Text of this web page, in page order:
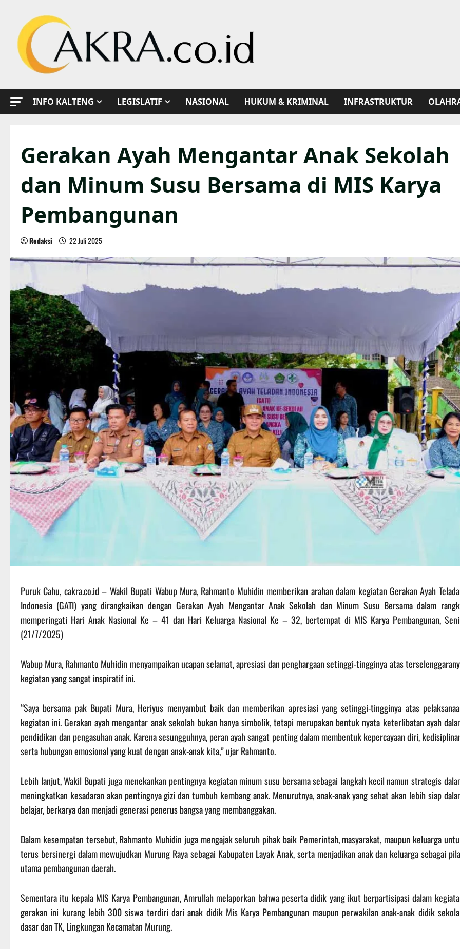
content
INFO KALTENG LEGISLATIF NASIONAL HUKUM & KRIMINAL INFRASTRUKTUR
Gerakan Ayah Mengantar Anak Sekolah
dan Minum Susu Bersama di MIS Karya
Pembangunan
Redaksi 22 Juli 2025
Puruk Cahu, cakra.co.id – Wakil Bupati Wabup Mura, Rahmanto Muhidin memberikan arahan dalam kegiatan Gerakan Ayah
Indonesia (GATI) yang dirangkaikan dengan Gerakan Ayah Mengantar Anak Sekolah dan Minum Susu Bersama dalam
memperingati Hari Anak Nasional Ke – 41 dan Hari Keluarga Nasional Ke – 32, bertempat di MIS Karya Pembangunan,
(21/7/2025)
Wabup Mura, Rahmanto Muhidin menyampaikan ucapan selamat, apresiasi dan penghargaan setinggi-tingginya atas
kegiatan yang sangat inspiratif ini.
“Saya bersama pak Bupati Mura, Heriyus menyambut baik dan memberikan apresiasi yang setinggi-tingginya atas
kegiatan ini. Gerakan ayah mengantar anak sekolah bukan hanya simbolik, tetapi merupakan bentuk nyata keterlibatan ayah
pendidikan dan pengasuhan anak. Karena sesungguhnya, peran ayah sangat penting dalam membentuk kepercayaan diri,
serta hubungan emosional yang kuat dengan anak-anak kita,” ujar Rahmanto.
Lebih lanjut, Wakil Bupati juga menekankan pentingnya kegiatan minum susu bersama sebagai langkah kecil namun strategis
meningkatkan kesadaran akan pentingnya gizi dan tumbuh kembang anak. Menurutnya, anak-anak yang sehat akan lebih siap
belajar, berkarya dan menjadi generasi penerus bangsa yang membanggakan.
Dalam kesempatan tersebut, Rahmanto Muhidin juga mengajak seluruh pihak baik Pemerintah, masyarakat, maupun keluarga
terus bersinergi dalam mewujudkan Murung Raya sebagai Kabupaten Layak Anak, serta menjadikan anak dan keluarga sebagai
utama pembangunan daerah.
Sementara itu kepala MIS Karya Pembangunan, Amrullah melaporkan bahwa peserta didik yang ikut berpartisipasi dalam
gerakan ini kurang lebih 300 siswa terdiri dari anak didik Mis Karya Pembangunan maupun perwakilan anak-anak didik
dasar dan TK, Lingkungan Kecamatan Murung.